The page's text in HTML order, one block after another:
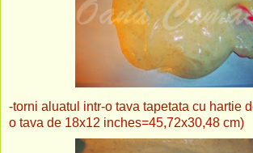
-torni aluatul intr-o tava tapetata cu hartie
o tava de 18x12 inches=45,72x30,48 cm)